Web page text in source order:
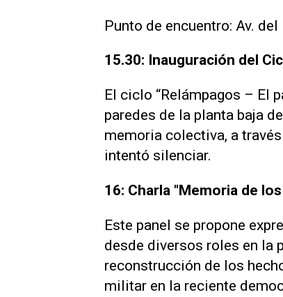
Punto de encuentro: Av.
15.30: Inauguración del
El ciclo “Relámpagos – El
paredes de la planta baja
memoria colectiva, a
intentó silenciar.
16: Charla "Memoria de
Este panel se propone
desde diversos roles en la
reconstrucción de los
militar en la reciente